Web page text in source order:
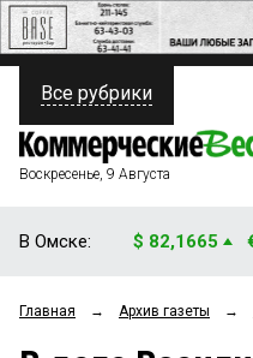
ПОЛИТИКА
ФИНАНСЫ
ОБЩЕСТВО
Все рубрики
Воскресенье, 9 Августа
В Омске: $ 82,1665
Главная → Архив газеты →